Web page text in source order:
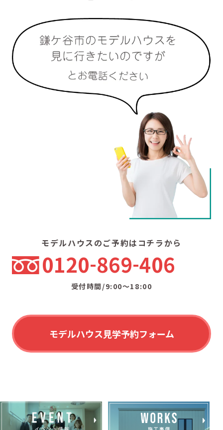
モデルハウスのご予約はコチラから
0120 869 406
受付時間/9:00〜18:00
モデルハウス見学予約フォーム